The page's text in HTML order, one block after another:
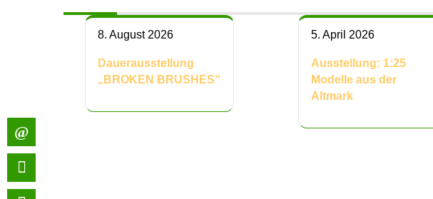
8. August 2026
Dauerausstellung
„BROKEN BRUSHES“
5. April 2026
Ausstellung: 1:25
Modelle aus der
Altmark